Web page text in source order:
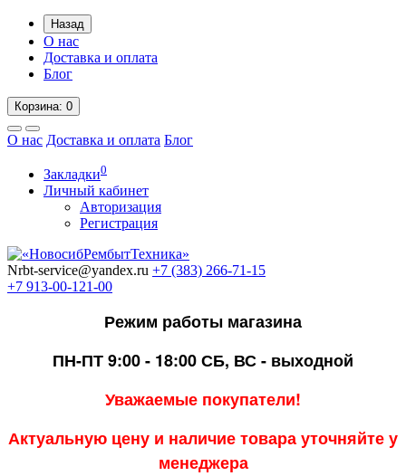
Назад
О нас
Доставка и оплата
Блог
Корзина: 0
О нас Доставка и оплата Блог
Закладки0
Личный кабинет
Авторизация
Регистрация
Nrbt-service@yandex.ru +7 (383) 266-71-15
+7 913-00-121-00
Режим работы магазина
ПН-ПТ 9:00 - 18:00СБ, ВС - выходной
Уважаемые покупатели!
Актуальную цену и наличие товара уточняйте у
менеджера